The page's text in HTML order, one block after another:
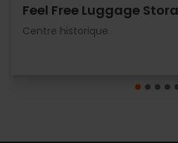
Feel Free Luggage
Centre historique